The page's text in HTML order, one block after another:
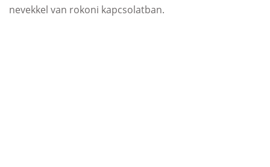
nevekkel van rokoni kapcsolatban.